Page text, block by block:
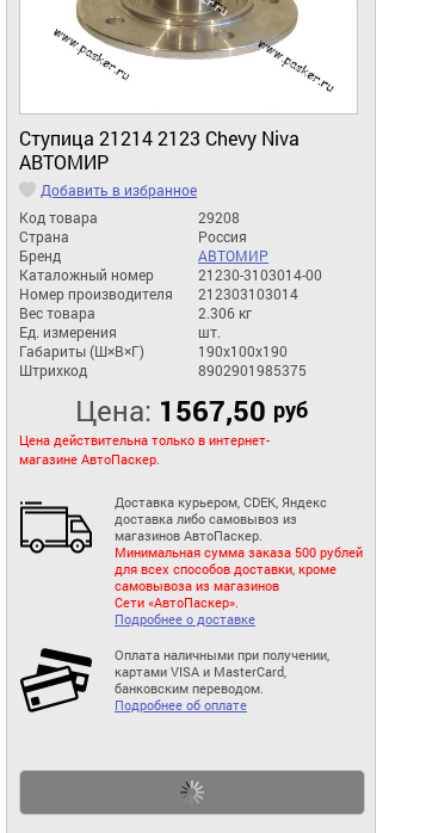
Ступица 21214 2123 Chevy Niva
АВТОМИР
Добавить в избранное
Код товара
29208
Страна
Россия
Бренд
АВТОМИР
Каталожный номер
21230-3103014-00
Номер производителя
212303103014
Вес товара
2.306 кг
Ед. измерения
шт.
Габариты (Ш×В×Г)
190x100x190
Штрихкод
8902901985375
Цена: 1567,50 руб
Цена действительна только в интернет-
магазине АвтоПаскер.
Доставка курьером, CDEK, Яндекс
доставка либо самовывоз из
магазинов АвтоПаскер.
Минимальная сумма заказа 500 рублей
для всех способов доставки, кроме
самовывоза из магазинов
Сети «АвтоПаскер».
Подробнее о доставке
Оплата наличными при получении,
картами VISA и MasterCard,
банковским переводом.
Подробнее об оплате